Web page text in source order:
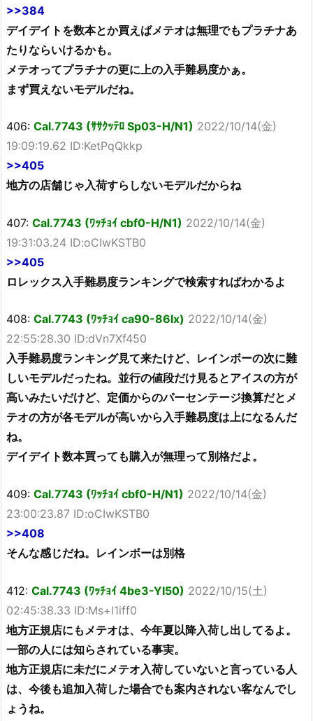
>>384
デイデイトを数本とか買えばメテオは無理でもプラチナあ
たりならいけるかも。
メテオってプラチナの更に上の入手難易度かぁ。
まず買えないモデルだね。
406: Cal.7743 (ｻｻｸｯﾃﾛ Sp03-H/N1) 2022/10/14(金)
19:09:19.62 ID:KetPqQkkp
>>405
地方の店舗じゃ入荷すらしないモデルだからね
407: Cal.7743 (ﾜｯﾁｮｲ cbf0-H/N1) 2022/10/14(金)
19:31:03.24 ID:oCIwKSTB0
>>405
ロレックス入手難易度ランキングで検索すればわかるよ
408: Cal.7743 (ﾜｯﾁｮｲ ca90-86lx) 2022/10/14(金)
22:55:28.30 ID:dVn7Xf450
入手難易度ランキング見て来たけど、レインボーの次に難
しいモデルだったね。並行の値段だけ見るとアイスの方が
高いみたいだけど、定価からのパーセンテージ換算だとメ
テオの方が各モデルが高いから入手難易度は上になるんだ
ね。
デイデイト数本買っても購入が無理って別格だよ。
409: Cal.7743 (ﾜｯﾁｮｲ cbf0-H/N1) 2022/10/14(金)
23:00:23.87 ID:oCIwKSTB0
>>408
そんな感じだね。レインボーは別格
412: Cal.7743 (ﾜｯﾁｮｲ 4be3-YI50) 2022/10/15(土)
02:45:38.33 ID:Ms+l1iff0
地方正規店にもメテオは、今年夏以降入荷し出してるよ。
一部の人には知らされている事実。
地方正規店に未だにメテオ入荷していないと言っている人
は、今後も追加入荷した場合でも案内されない客なんでし
ょうね。